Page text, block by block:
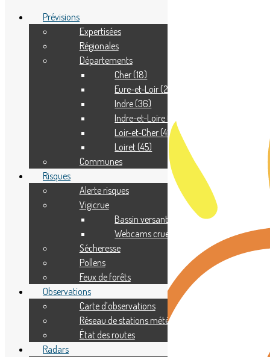
Adhérer
Pourquoi adhérer ?
Prévisions
Expertisées
Régionales
Départements
Cher (18)
Eure-et-Loir (28)
Indre (36)
Indre-et-Loire (37)
Loir-et-Cher (41)
Loiret (45)
Communes
Risques
Alerte risques
Vigicrue
Bassin versant
Webcams crue
Sécheresse
Pollens
Feux de forêts
Observations
Carte d’observations
Réseau de stations météo
État des routes
Radars